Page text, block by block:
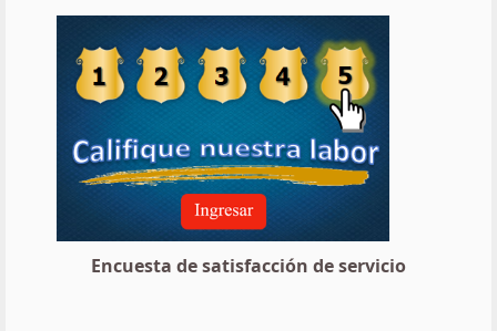
Encuesta de satisfacción de servicio